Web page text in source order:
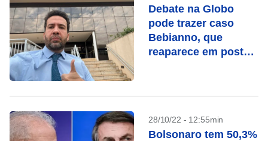
Debate na Globo
pode trazer caso
Bebianno, que
reaparece em posts
28/10/22 - 12:55min
Bolsonaro tem 50,3%